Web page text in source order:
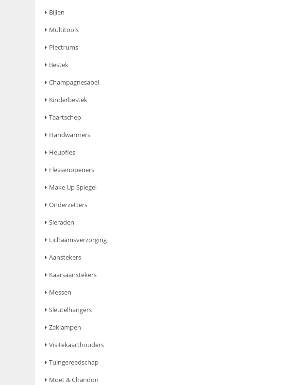
Bijlen
Multitools
Plectrums
Bestek
Champagnesabel
Kinderbestek
Taartschep
Handwarmers
Heupfles
Flessenopeners
Make Up Spiegel
Onderzetters
Sieraden
Lichaamsverzorging
Aanstekers
Kaarsaanstekers
Messen
Sleutelhangers
Zaklampen
Visitekaarthouders
Tuingereedschap
Moët & Chandon